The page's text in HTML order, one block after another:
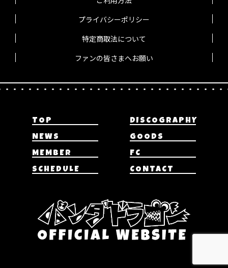
プライバシーポリシー
特定商取法について
ファンの皆さまへお願い
TOP
DISCOGRAPHY
NEWS
GOODS
MEMBER
FC
SCHEDULE
CONTACT